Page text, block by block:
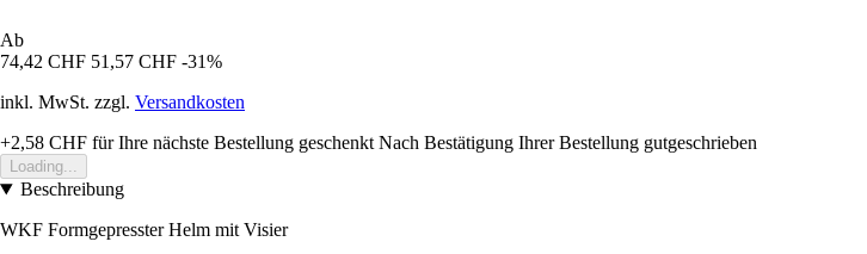
Ab
74,42 CHF 51,57 CHF -31%
inkl. MwSt. zzgl. Versandkosten
+2,58 CHF für Ihre nächste Bestellung geschenkt Nach Bestätigung Ihrer Bestellung gutgeschrieben
Loading...
Beschreibung
WKF Formgepresster Helm mit Visier